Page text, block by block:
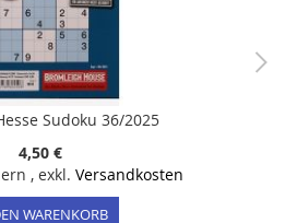
Sudoku 36/2025
4,50 €
, exkl. Versandkosten
WARENKORB